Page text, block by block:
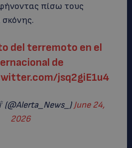
πίσω τους
del terremoto en el
de
jsq2giE1u4
(@Alerta_News_)June 24,
2026